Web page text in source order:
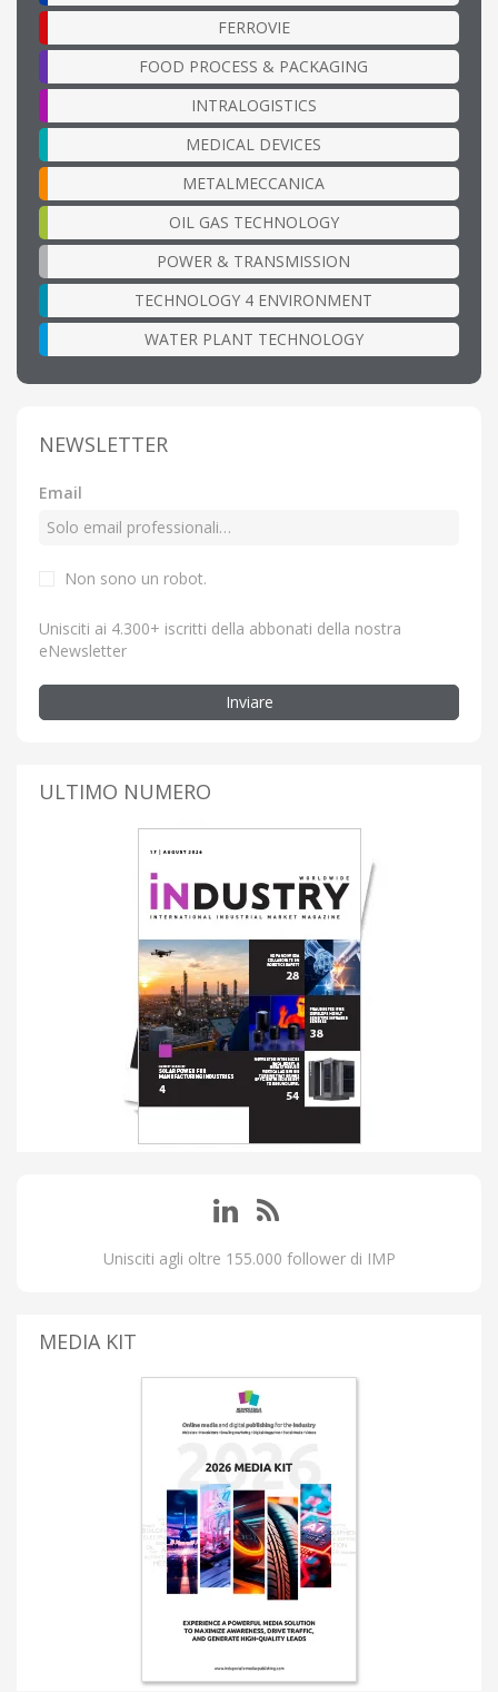
FERROVIE
FOOD PROCESS & PACKAGING
INTRALOGISTICS
MEDICAL DEVICES
METALMECCANICA
OIL GAS TECHNOLOGY
POWER & TRANSMISSION
TECHNOLOGY 4 ENVIRONMENT
WATER PLANT TECHNOLOGY
NEWSLETTER
Email
Non sono un robot.
Unisciti ai 4.300+ iscritti della abbonati della nostra
eNewsletter
Inviare
ULTIMO NUMERO
Unisciti agli oltre 155.000 follower di IMP
MEDIA KIT